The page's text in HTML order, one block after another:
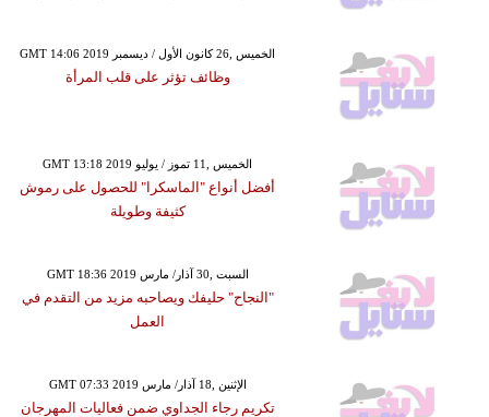
GMT 14:06 2019 الخميس ,26 كانون الأول / ديسمبر
وظائف تؤثر على قلب المرأة
GMT 13:18 2019 الخميس ,11 تموز / يوليو
أفضل أنواع "الماسكرا" للحصول على رموش
كثيفة وطويلة
GMT 18:36 2019 السبت ,30 آذار/ مارس
"النجاح" حليفك ويصاحبه مزيد من التقدم في
العمل
GMT 07:33 2019 الإثنين ,18 آذار/ مارس
تكريم رجاء الجداوي ضمن فعاليات المهرجان